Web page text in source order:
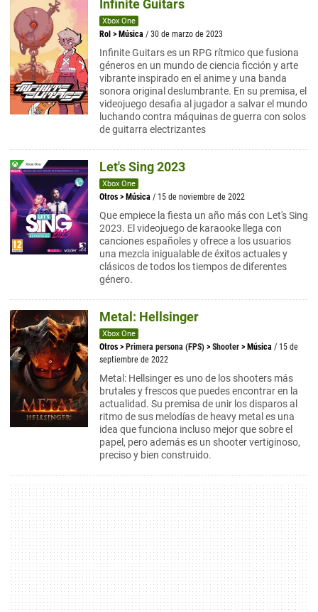
Infinite Guitars
Xbox One
Rol > Música / 30 de marzo de 2023
Infinite Guitars es un RPG rítmico que fusiona
géneros en un mundo de ciencia ficción y arte
vibrante inspirado en el anime y una banda
sonora original deslumbrante. En su premisa, el
videojuego desafia al jugador a salvar el mundo
luchando contra máquinas de guerra con solos
de guitarra electrizantes
Let's Sing 2023
Xbox One
Otros > Música / 15 de noviembre de 2022
Que empiece la fiesta un año más con Let's Sing
2023. El videojuego de karaooke llega con
canciones españoles y ofrece a los usuarios
una mezcla inigualable de éxitos actuales y
clásicos de todos los tiempos de diferentes
género.
Metal: Hellsinger
Xbox One
Otros > Primera persona (FPS) > Shooter > Música / 15 de
septiembre de 2022
Metal: Hellsinger es uno de los shooters más
brutales y frescos que puedes encontrar en la
actualidad. Su premisa de unir los disparos al
ritmo de sus melodías de heavy metal es una
idea que funciona incluso mejor que sobre el
papel, pero además es un shooter vertiginoso,
preciso y bien construido.